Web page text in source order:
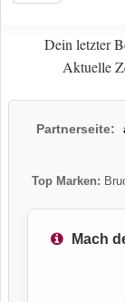
Dein letzter
Aktuelle
Partnerseite:
Top Marken:
Mach